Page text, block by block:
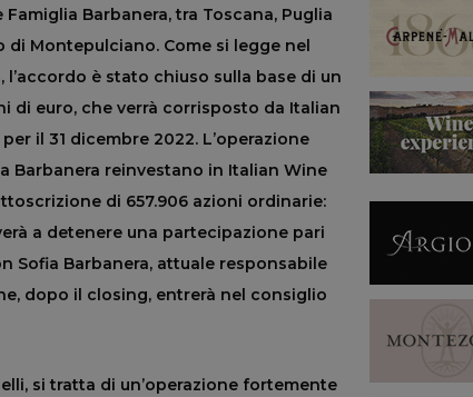
Barbanera, tra Toscana, Puglia
di Montepulciano. Come si legge nel
l’accordo è stato chiuso sulla base di un
di euro, che verrà corrisposto da Italian
il 31 dicembre 2022. L’operazione
Barbanera reinvestano in Italian Wine
di 657.906 azioni ordinarie:
a detenere una partecipazione pari
Sofia Barbanera, attuale responsabile
dopo il closing, entrerà nel consiglio
si tratta di un’operazione fortemente